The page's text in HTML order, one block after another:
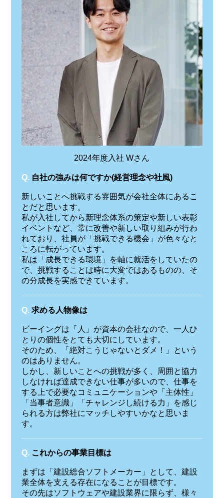
2024年度入社 Wさん
Q. 自社の強みは何ですか(経営理念や社風)
新しいことへ挑戦する雰囲気が会社全体にあるこ
とだと思います。
私が入社してから新理念体系の策定や新しい表彰
イベントなど、常に改善や新しい取り組みが行わ
れており、社員が「挑戦できる機会」が色々なと
ころに転がっています。
私は「成長できる環境」を軸に就活をしていたの
で、挑戦することは時に大変ではあるものの、そ
の分成長を実感できています。
Q. 求める人物像は
ビーイングは「人」が資本の会社なので、一人ひ
とりの個性をとても大切にしています。
そのため、「絶対こうじゃないとダメ！」という
のはありません。
しかし、新しいことへの挑戦が多く、周囲と協力
しなければ達成できない仕事が多いので、仕事を
する上で必要なコミュニケーションや「主体性」
「当事者意識」「チャレンジし続ける力」を感じ
られる方は弊社にマッチしやすいかなと思いま
す。
Q. これからの事業目標は
まずは「建設総合ソフトメーカー」として、建設
業全体を支える存在になることが目標です。
その先はソフトウェアや建設業界に限らず、様々